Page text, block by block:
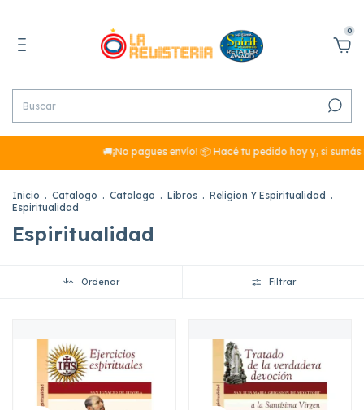
0
🚚¡No pagues envío! 📦 Hacé tu pedido hoy y, si sumás más de
Inicio . Catalogo . Catalogo . Libros . Religion Y Espiritualidad .
Espiritualidad
Espiritualidad
Ordenar Filtrar